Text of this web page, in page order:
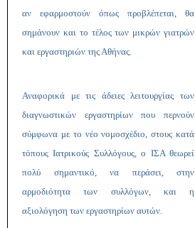
αν εφαρμοστούν όπως προβλέπεται, θα
σημάνουν και το τέλος των μικρών γιατρών
και εργαστηριών της Αθήνας.
Αναφορικά με τις άδειες λειτουργίας των
διαγνωστικών εργαστηρίων που περνούν
σύμφωνα με το νέο νομοσχέδιο, στους κατά
τόπους Ιατρικούς Συλλόγους, ο ΙΣΑ θεωρεί
πολύ σημαντικό, να περάσει, στην
αρμοδιότητα των συλλόγων, και η
αξιολόγηση των εργαστηρίων αυτών.